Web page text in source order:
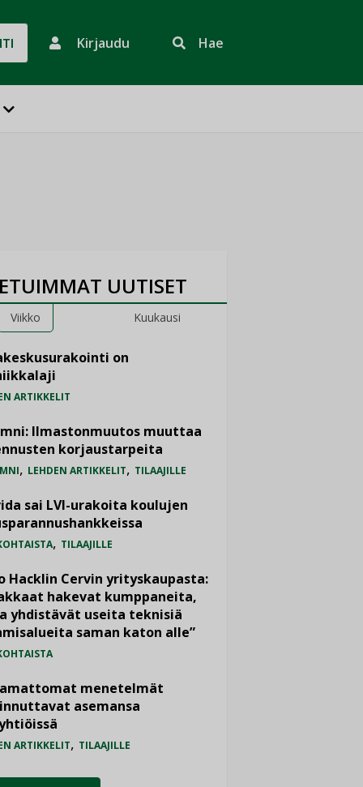
Kirjaudu Hae
UUTISET
Viikko Kuukausi
on
ARTIKKELIT
Ilmastonmuutos muuttaa
korjaustarpeita
, LEHDEN ARTIKKELIT, TILAAJILLE
sai LVI-urakoita koulujen
, TILAAJILLE
Hacklin Cervin yrityskaupasta:
hakevat kumppaneita,
yhdistävät useita teknisiä
saman katon alle”
menetelmät
asemansa
ARTIKKELIT, TILAAJILLE